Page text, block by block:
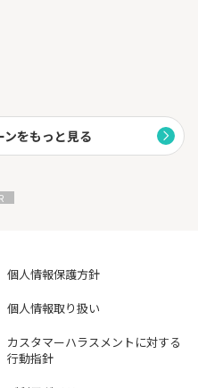
をもっと見る
個人情報保護方針
個人情報取り扱い
カスタマーハラスメントに対する
行動指針